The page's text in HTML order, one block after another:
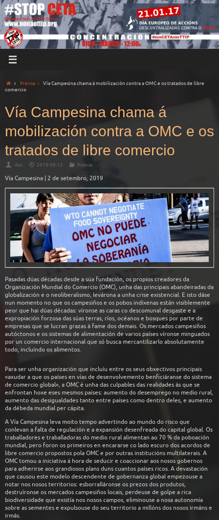
Prensa
Vía Campesina chama á mobilización contra a OMC e os tratados de libre
comercio
Vía Campesina chama á
mobilización contra a OMC e os
tratados de libre comercio
doc 2019-09-12 Prensa
Vía Campesina | 2 de setembro, 2019
Pasadas dúas décadas desde a súa fundación, os propios creadores da
Organización Mundial do Comercio (OMC), unha das principais abandeiradas da
globalización e o neoliberalismo, levárona a unha crise existencial. E isto dáse
nun momento no que os campesiños e os pobos indíxenas están visiblemente
peor que hai dúas décadas: víronse as caras co descomunal desgaste e a
expropiación forzosa das súas terras, ríos, océanos e bosques por parte de
empresas que se lucran grazas á fame dos demais. Os mercados campesiños
autóctonos e os sistemas de alimentación de varios países víronse minguados
por un comercio internacional que só busca mercantilizarlo absolutamente
todo, incluíndo os alimentos.
Para ser unha organización que incluíu entre os seus obxectivos principais
«axudar a que os países en vías de desenvolvemento benficiáranse do sistema
de comercio global», a OMC é unha das culpables das realidades ás que se
enfrontan hoxe eses mesmos países: aumento do desemprego no medio rural,
aumento das desigualdades tanto entre países como dentro deles, e aumento
da débeda mundial per cápita.
A Vía Campesina leva moito tempo advertindo ao mundo do risco que
conlevan a falta de regulación e a expansión desenfreada do capital global. Os
traballadores e traballadoras do medio rural alimentan ao 70 % da poboación
mundial, pero foron os primeiros en encararse co lado escuro dos acordos de
libre comercio propostos pola OMC e por outras institucións multilaterais. A
OMC tomou a iniciativa á hora de seducir e coaccionar aos nosos gobernos
para adherirse aos grandiosos plans duns cuantos países ricos. A devastación
que causou este modelo descendente de gobernanza global empezouse a
notar nos nosos territorios: esborralláronse os prezos dos produtos,
destruíronse os mercados campesiños locais, perdeuse de golpe a rica
biodiversidade que existía nos nosos campos, eliminouse a nosa autonomía
sobre as sementes e expulsouse do seu territorio a millóns dos nosos irmáns e
irmás.